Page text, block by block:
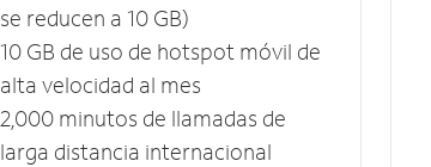
se reducen a 10​​​​​​​ GB)
10 GB​​​​​​​ de uso de hotspot móvil ​​​​​​​de
alta velocidad al mes
2,000 minutos de llamadas de
larga distancia internacional